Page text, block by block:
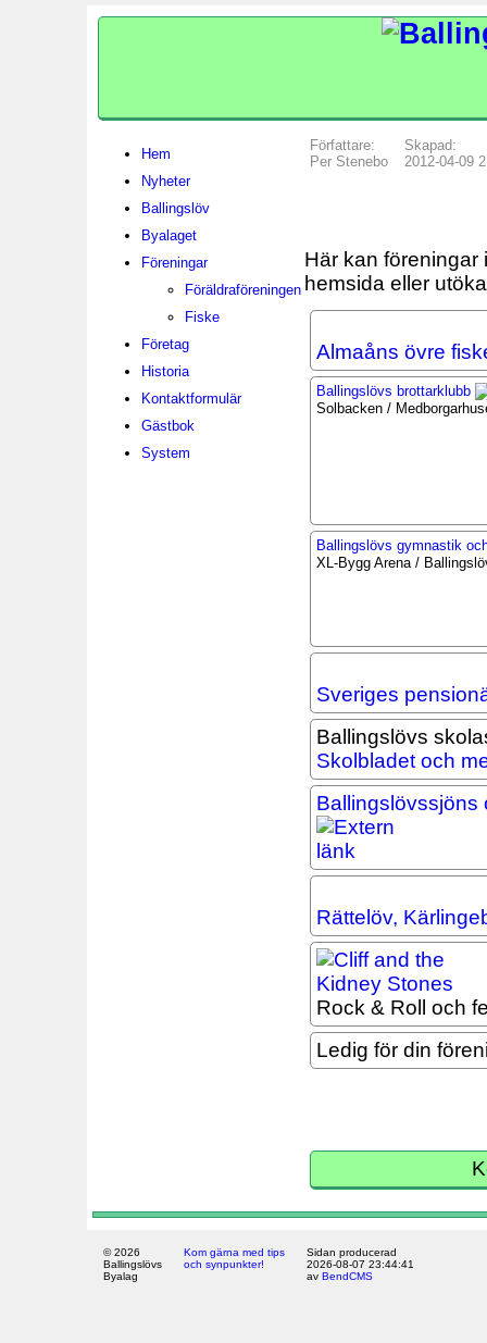
Hem
Nyheter
Ballingslöv
Byalaget
Föreningar
Föräldraföreningen
Fiske
Företag
Historia
Kontaktformulär
Gästbok
System
Författare:
Per Stenebo
Skapad:
2012-04-09
Här kan föreningar
hemsida eller
Almaåns övre
Ballingslövs brottarklubb
Solbacken /
Ballingslövs gymnastik
XL-Bygg Arena /
Sveriges
Ballingslövs
Skolbladet och
Ballingslövssjöns
Rättelöv,
Rock & Roll och
Ledig för din
© 2026
Ballingslövs
Byalag
Kom gärna med tips
och synpunkter!
Sidan producerad
2026-08-07 23:44:41
av BendCMS